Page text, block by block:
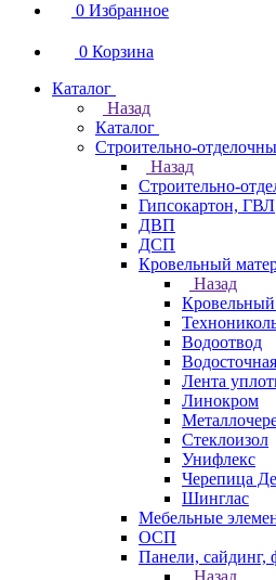
0 Избранное
0 Корзина
Каталог
Назад
Каталог
Строительно-
Назад
Строительно-
Гипсокартон, ГВЛ
ДВП
ДСП
Кровельный
Назад
Кровельный
Водоотвод
Лента
Линокром
Стеклоизол
Унифлекс
Черепица
Шинглас
Мебельные
ОСП
Панели, сайдинг,
Назад